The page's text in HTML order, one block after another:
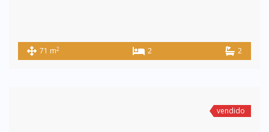
71 m2 2 2
vendido